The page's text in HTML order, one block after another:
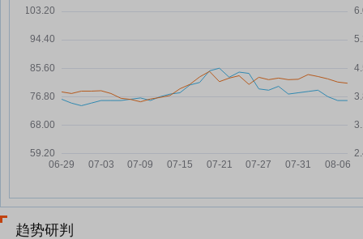
07-28
深市公用事业行业“喜报”频传 10
07-28
07-28
06-26
趋势研判